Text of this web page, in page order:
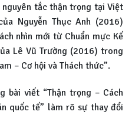
nguyên tắc thận trọng tại Việt
Nguyễn Thục Anh (2016)
nhìn mới từ Chuẩn mực Kế
Lê Vũ Trường (2016) trong
– Cơ hội và Thách thức”.
bài viết “Thận trọng – Cách
quốc tế” làm rõ sự thay đổi